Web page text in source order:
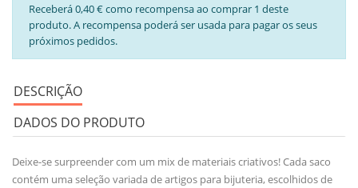
Receberá 0,40 € como recompensa ao comprar 1 deste
produto. A recompensa poderá ser usada para pagar os seus
próximos pedidos.
DESCRIÇÃO
DADOS DO PRODUTO
Deixe-se surpreender com um mix de materiais criativos! Cada saco
contém uma seleção variada de artigos para bijuteria, escolhidos de